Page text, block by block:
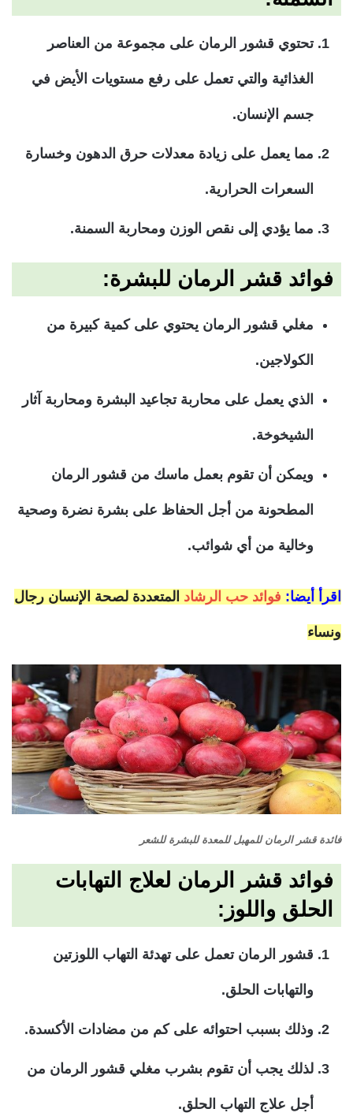
تحتوي قشور الرمان على مجموعة من العناصر
الغذائية والتي تعمل على رفع مستويات الأيض في
جسم الإنسان.
مما يعمل على زيادة معدلات حرق الدهون وخسارة
السعرات الحرارية.
مما يؤدي إلى نقص الوزن ومحاربة السمنة.
فوائد قشر الرمان للبشرة:
مغلي قشور الرمان يحتوي على كمية كبيرة من
الكولاجين.
الذي يعمل على محاربة تجاعيد البشرة ومحاربة آثار
الشيخوخة.
ويمكن أن تقوم بعمل ماسك من قشور الرمان
المطحونة من أجل الحفاظ على بشرة نضرة وصحية
وخالية من أي شوائب.
اقرأ أيضا: فوائد حب الرشاد المتعددة لصحة الإنسان رجال
ونساء
فائدة قشر الرمان للمهبل للمعدة للبشرة للشعر
فوائد قشر الرمان لعلاج التهابات
الحلق واللوز:
قشور الرمان تعمل على تهدئة التهاب اللوزتين
والتهابات الحلق.
وذلك بسبب احتوائه على كم من مضادات الأكسدة.
لذلك يجب أن تقوم بشرب مغلي قشور الرمان من
أجل علاج التهاب الحلق.